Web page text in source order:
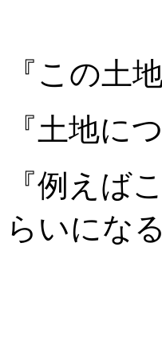
『この土
『土地に
『例えば
らいにな